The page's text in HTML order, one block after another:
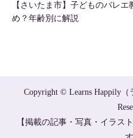
【さいたま市】子どものバレ
め？年齢別に解説
Copyright © Learns Happily
【掲載の記事・写真・イラス